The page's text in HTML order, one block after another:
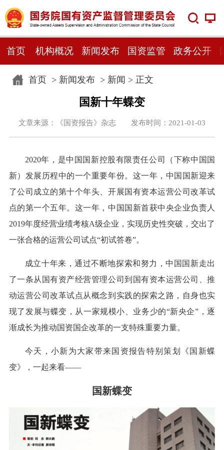
首页 机构概况 新闻发布 国资监管 政务公开
首页> 新闻发布> 新闻 > 正文
国新十年蝶变
文章来源：《国资报告》杂志 发布时间：2021-01-03
2020年，是中国国新控股有限责任公司（下称中国国
新）发展历程中的一个重要年份。这一年，中国国新迎来
了公司成立的第十个年头、开展国有资本运营公司改革试
点的第一个五年。这一年，中国国新首获中央企业负责人
2019年度经营业绩考核A级企业，实现历史性突破，交出了
一张合格的运营公司试点“初试答卷”。
成立十年来，通过不断地探索和努力，中国国新走出
了一条从国有资产经营管理公司到国有资本运营公司、推
动运营公司改革试点从概念到实践的探索之路，自身也实
现了发展与蝶变，从一家规模小、业务少的“新央企”，逐
渐成长为推动国资国企改革的一支特殊重要力量。
今天，小新为大家带来国资报告特别策划《国新蝶
变》，一起来看——
国新蝶变